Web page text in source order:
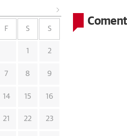
F S S
1 2
7 8 9
14 15 16
21 22 23